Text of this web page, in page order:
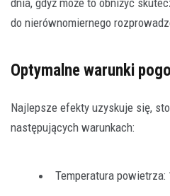
do nierównomiernego
Optymalne warunki
Najlepsze efekty uzyskuje się,
następujących warunkach:
Temperatura powietrza: